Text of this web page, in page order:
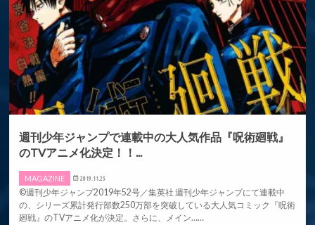
週刊少年ジャンプで連載中の大人気作品『呪術廻戦』
のTVアニメ化決定！！...
MAGAZINE 2019.11.25
©週刊少年ジャンプ2019年52号／集英社 週刊少年ジャンプにて連載中
の、シリーズ累計発行部数250万部を突破している大人気コミック『呪術
廻戦』のTVアニメ化が決定。さらに、メイン……